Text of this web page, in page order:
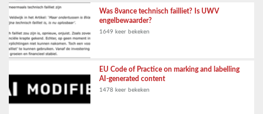
Was 8vance technisch failliet? Is UWV
engelbewaarder?
1649 keer bekeken
EU Code of Practice on marking and labelling
AI-generated content
1478 keer bekeken